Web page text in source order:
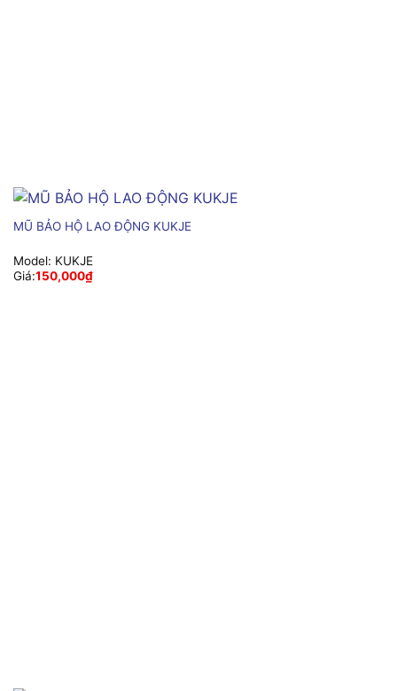
MŨ BẢO HỘ LAO ĐỘNG KUKJE
Model: KUKJE
Giá:150,000₫